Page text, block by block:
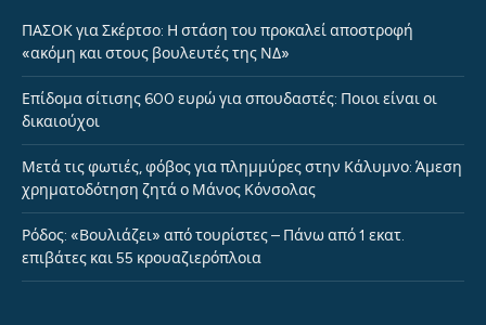
ΠΑΣΟΚ για Σκέρτσο: Η στάση του προκαλεί αποστροφή
«ακόμη και στους βουλευτές της ΝΔ»
Επίδομα σίτισης 600 ευρώ για σπουδαστές: Ποιοι είναι οι
δικαιούχοι
Μετά τις φωτιές, φόβος για πλημμύρες στην Κάλυμνο: Άμεση
χρηματοδότηση ζητά ο Μάνος Κόνσολας
Ρόδος: «Βουλιάζει» από τουρίστες – Πάνω από 1 εκατ.
επιβάτες και 55 κρουαζιερόπλοια